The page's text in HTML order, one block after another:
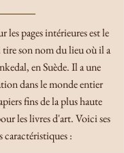
les pages intérieures est le
son nom du lieu où il a
en Suède. Il a une
dans le monde entier
fins de la plus haute
les livres d'art. Voici ses
caractéristiques :